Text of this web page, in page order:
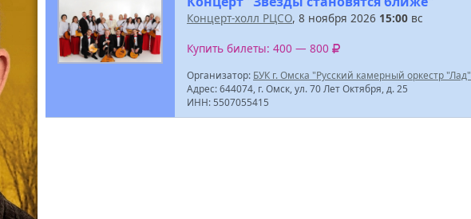
Концерт-холл РЦСО, 8 ноября 2026 15:00 вс
Купить билеты: 400 — 800
Организатор: БУК г. Омска "Русский камерный оркестр "Лад"
Адрес: 644074, г. Омск, ул. 70 Лет Октября, д. 25
ИНН: 5507055415